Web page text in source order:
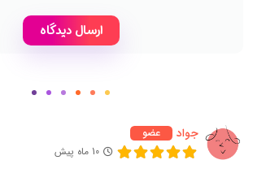
جواد
عضو
10 ماه پیش